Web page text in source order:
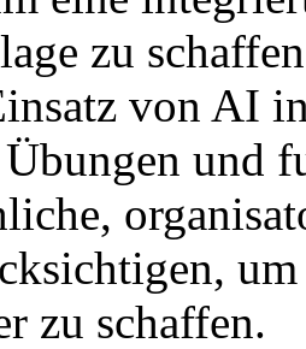
zu
von AI
und
zu schaffen.